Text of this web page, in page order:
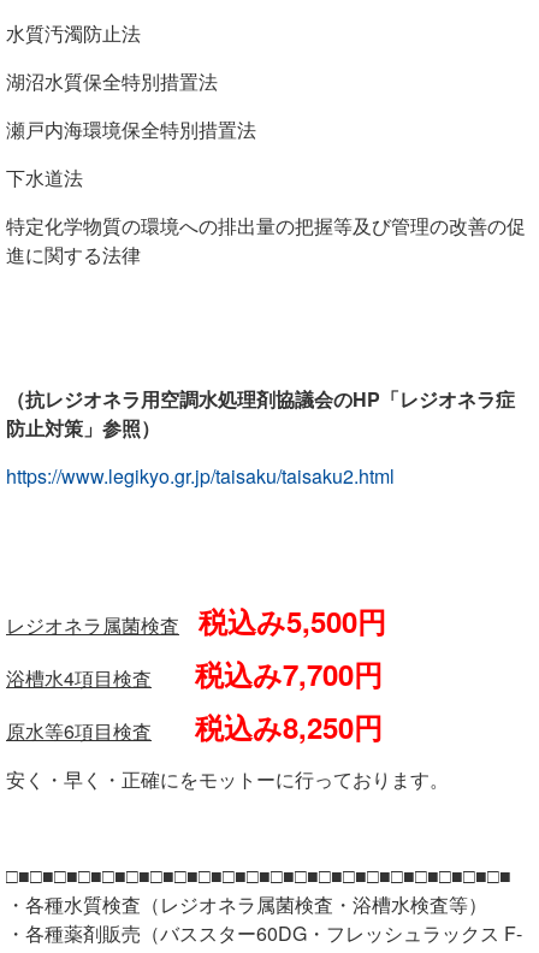
水質汚濁防止法
湖沼水質保全特別措置法
瀬戸内海環境保全特別措置法
下水道法
特定化学物質の環境への排出量の把握等及び管理の改善の促
進に関する法律
（抗レジオネラ用空調水処理剤協議会のHP「レジオネラ症
防止対策」参照）
https://www.legikyo.gr.jp/taisaku/taisaku2.html
レジオネラ属菌検査 税込み5,500円
浴槽水4項目検査 税込み7,700円
原水等6項目検査 税込み8,250円
安く・早く・正確にをモットーに行っております。
□■□■□■□■□■□■□■□■□■□■□■□■□■□■□■□■□■□■□■□■□■
・各種水質検査（レジオネラ属菌検査・浴槽水検査等）
・各種薬剤販売（バススター60DG・フレッシュラックス F-